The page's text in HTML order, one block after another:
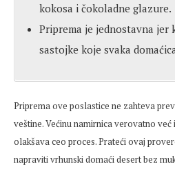
kokosa i čokoladne glazure.
Priprema je jednostavna jer
sastojke koje svaka
Priprema ove poslastice ne zahteva
veštine. Većinu namirnica verovatno
olakšava ceo proces. Prateći ovaj
napraviti vrhunski domaći desert bez